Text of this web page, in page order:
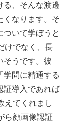
る、そんな渡邊
くなります。そ
ついて学ぼうと
けでなく、長
そうです。彼
学問に精通する
証導入であれば
えてくれまし
ら顔画像認証